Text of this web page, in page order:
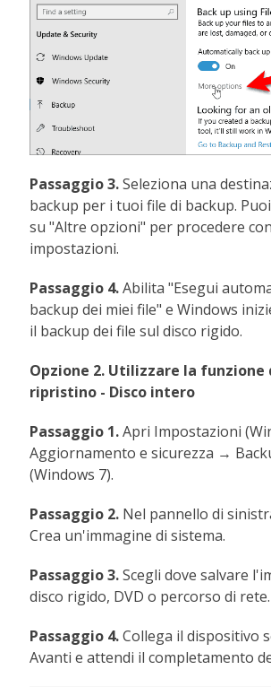
Passaggio 3.Seleziona una
backup per i tuoi file di backup.
su "Altre opzioni" per procedere
impostazioni.
Passaggio 4.Abilita "Esegui
backup dei miei file" e Windows
il backup dei file sul disco rigido.
Opzione 2. Utilizzare la funzione
ripristino - Disco intero
Passaggio 1.Apri Impostazioni
Aggiornamento e sicurezza →
(Windows 7).
Passaggio 2. Nel pannello di
Crea un'immagine di sistema.
Passaggio 3.Scegli dove salvare
disco rigido, DVD o percorso di rete.
Passaggio 4.Collega il dispositivo
Avanti e attendi il completamento